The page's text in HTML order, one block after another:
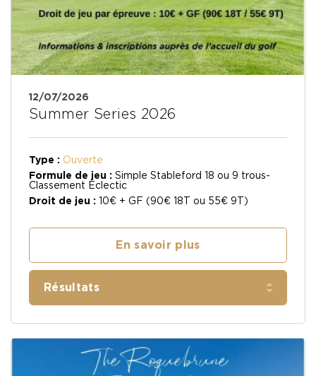
12/07/2026
Summer Series 2026
Type : Ouverte
Formule de jeu : Simple Stableford 18 ou 9 trous-
Classement Eclectic
Droit de jeu :
10€ + GF (90€ 18T ou 55€ 9T)
En savoir plus